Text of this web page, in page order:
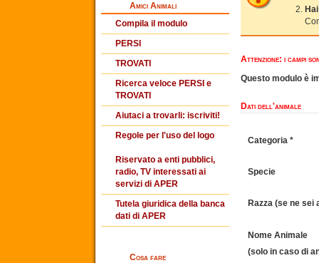
Amici Animali
Compila il modulo
PERSI
TROVATI
Ricerca veloce PERSI e
TROVATI
Aiutaci a trovarli: iscriviti!
Regole per l'uso del logo
Riservato a enti pubblici,
radio, TV interessati ai
servizi di APER
Tutela giuridica della banca
dati di APER
Cosa fare
Attenzione: i campi
Questo modulo è
Dati dell'animale
Categoria *
Specie
Razza (se ne sei
Nome Animale
(solo in caso di